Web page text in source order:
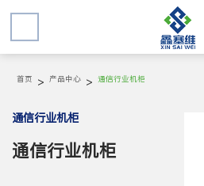
首页 > 产品中心 > 通信行业机柜
通信行业机柜
通信行业机柜